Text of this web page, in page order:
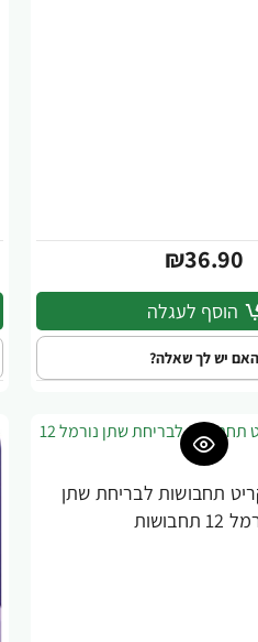
₪36.90
הוסף לעגלה
האם יש לך שאלה?
תחבושות לבריחת שתן
תחבושות